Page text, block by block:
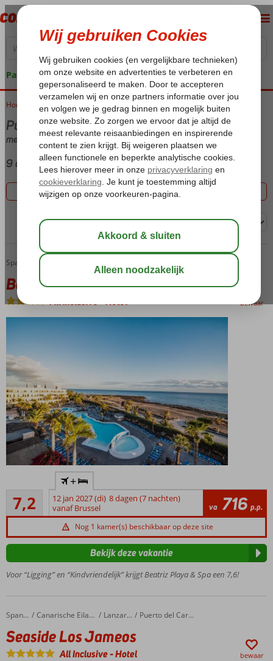
Pakketgarantie
Home Vakantie reizen
Puerto del Carmen
met (Ultra) All Inclusive
9 aanbiedingen
Filter 9 aanbiedingen
Sorteren op:
Home Canarische Eilanden
Beatriz Playa & Spa
Beatriz Playa & Spa
All Inclusive-Hotel bewaar
Uitstekende
vakantiedeal
volgens Cor
Toplocatie
strand en
de
Een
Spa &
Wellness
Animatie
voor
7,2Voldoende/goed
214
beoordelingen
+
12 jan 2027 (di) 8 dagen (7 nachten)
vanaf Brussel
va 716 p.p.
Nog 1 kamer(s) beschikbaar op deze site
Voor “Ligging” en “Kindvriendelijk” krijgt Beatriz Playa & Spa een 7,6!
Bekijk deze vakantie
Home Spanje Canarische Eilanden Lanzarote Puerto del Carmen
Seaside Los Jameos
Seaside Los Jameos
All Inclusive-Hotel bewaar